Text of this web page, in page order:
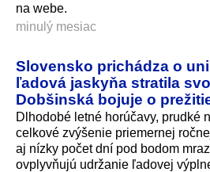
na webe.
minulý mesiac
Slovensko prichádza o
ľadová jaskyňa stratila
Dobšinská bojuje o
Dlhodobé letné horúčavy, prudké
celkové zvýšenie priemernej
aj nízky počet dní pod bodom
ovplyvňujú udržanie ľadovej